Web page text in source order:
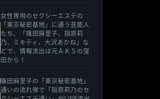
女性専用のセクシーエステの
「東京秘密基地」に通う芸能人
たち、「篠田麻里子、指原莉
乃、ミキティ、大沢あかね」な
どで、情報流出は元ＡＫＳの窪
田から！
篠田麻里子の「東京秘密基地」
通いの流れ弾で「指原莉乃のセ